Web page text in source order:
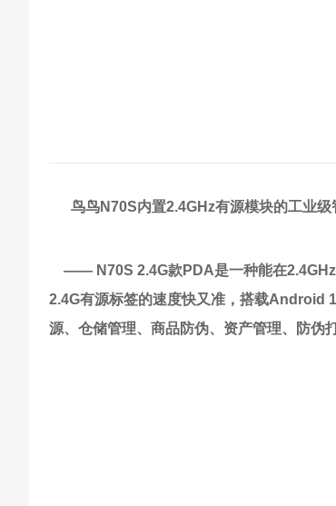
鸟鸟N70S内置2.4GHz有源模块的工业
—— N70S 2.4G款PDA是一种能在
2.4G有源标签的速度快又准，搭载Android
源、仓储管理、商品防伪、资产管理、防伪